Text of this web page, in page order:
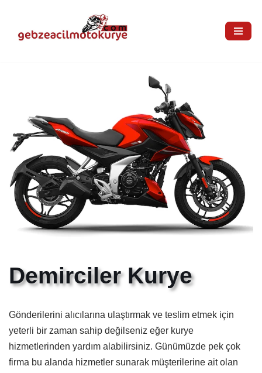
İçeriğe
Demirciler Kurye
Gönderilerini alıcılarına ulaştırmak ve teslim etmek için
yeterli bir zaman sahip değilseniz eğer kurye
hizmetlerinden yardım alabilirsiniz. Günümüzde pek çok
firma bu alanda hizmetler sunarak müşterilerine ait olan